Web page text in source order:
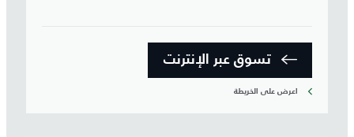
تسوق عبر الإنترنت
اعرض على الخريطة